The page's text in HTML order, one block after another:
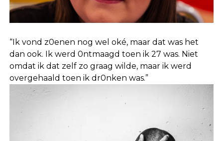
“Ik vond z0enen nog wel oké, maar dat was het
dan ook. Ik werd 0ntmaagd toen ik 27 was. Niet
omdat ik dat zelf zo graag wilde, maar ik werd
overgehaald toen ik dr0nken was.”